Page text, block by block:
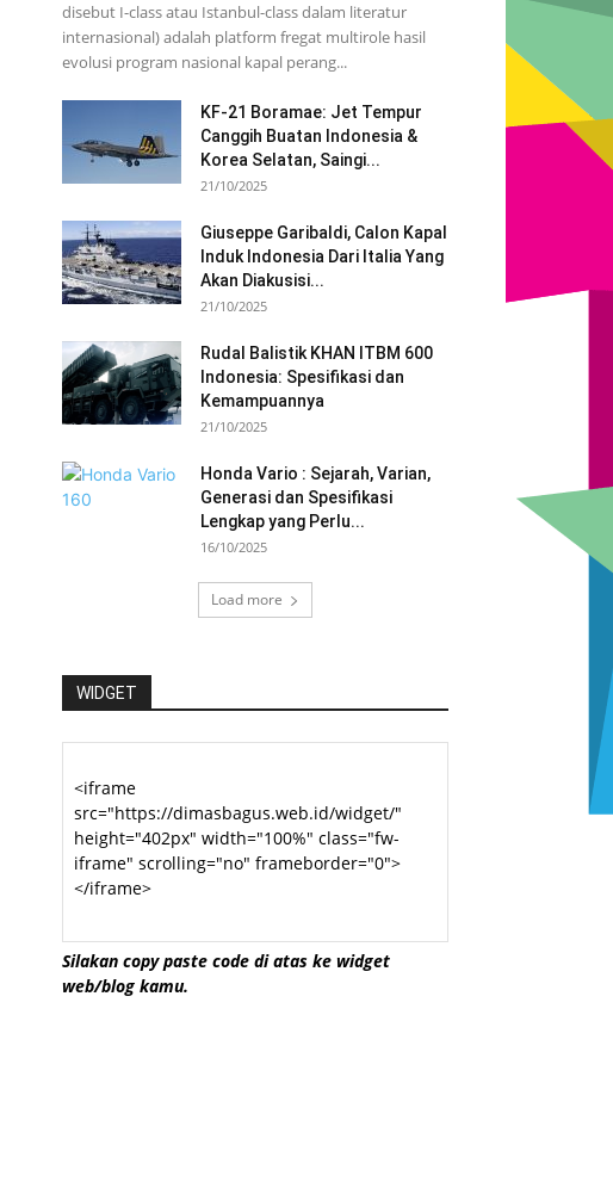
disebut I-class atau Istanbul-class dalam literatur
internasional) adalah platform fregat multirole hasil
evolusi program nasional kapal perang...
KF-21 Boramae: Jet Tempur
Canggih Buatan Indonesia &
Korea Selatan, Saingi...
21/10/2025
Giuseppe Garibaldi, Calon Kapal
Induk Indonesia Dari Italia Yang
Akan Diakusisi...
21/10/2025
Rudal Balistik KHAN ITBM 600
Indonesia: Spesifikasi dan
Kemampuannya
21/10/2025
Honda Vario : Sejarah, Varian,
Generasi dan Spesifikasi
Lengkap yang Perlu...
16/10/2025
Load more
WIDGET
Silakan copy paste code di atas ke widget
web/blog kamu.